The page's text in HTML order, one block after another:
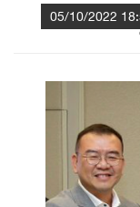
05/10/2022